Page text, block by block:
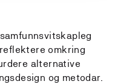
omkring
alternative
og metodar.